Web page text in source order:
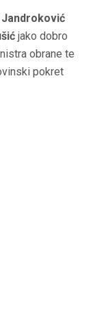
Jandroković
jako dobro
obrane te
pokret